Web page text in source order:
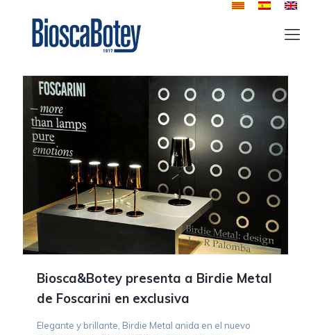
Biosca&Botey presenta a Birdie Metal
de Foscarini en exclusiva
Elegante y brillante, Birdie Metal anida en el nuevo